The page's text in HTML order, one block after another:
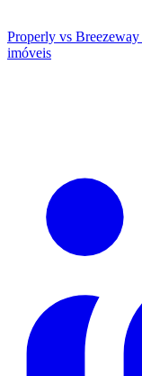
Properly vs Breezeway
imóveis